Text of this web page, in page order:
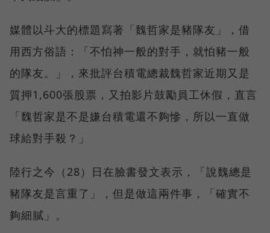
媒體以斗大的標題寫著「魏哲家是豬隊友」，借
用西方俗語：「不怕神一般的對手，就怕豬一般
的隊友。」，來批評台積電總裁魏哲家近期又是
質押1,600張股票，又拍影片鼓勵員工休假，直言
「魏哲家是不是嫌台積電還不夠慘，所以一直做
球給對手殺？」
陸行之今（28）日在臉書發文表示，「說魏總是
豬隊友是言重了」，但是做這兩件事，「確實不
夠細膩」。